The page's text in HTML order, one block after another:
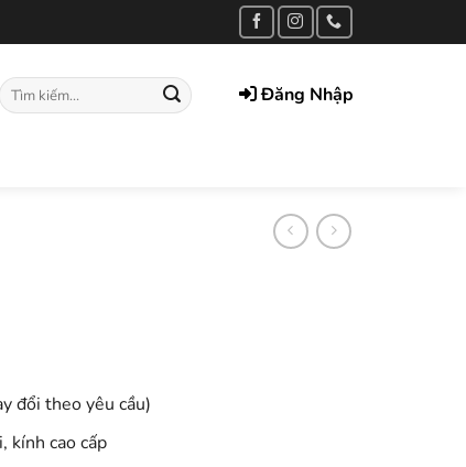
Tìm
kiếm:
Đăng Nhập
đổi theo yêu cầu)
kính cao cấp